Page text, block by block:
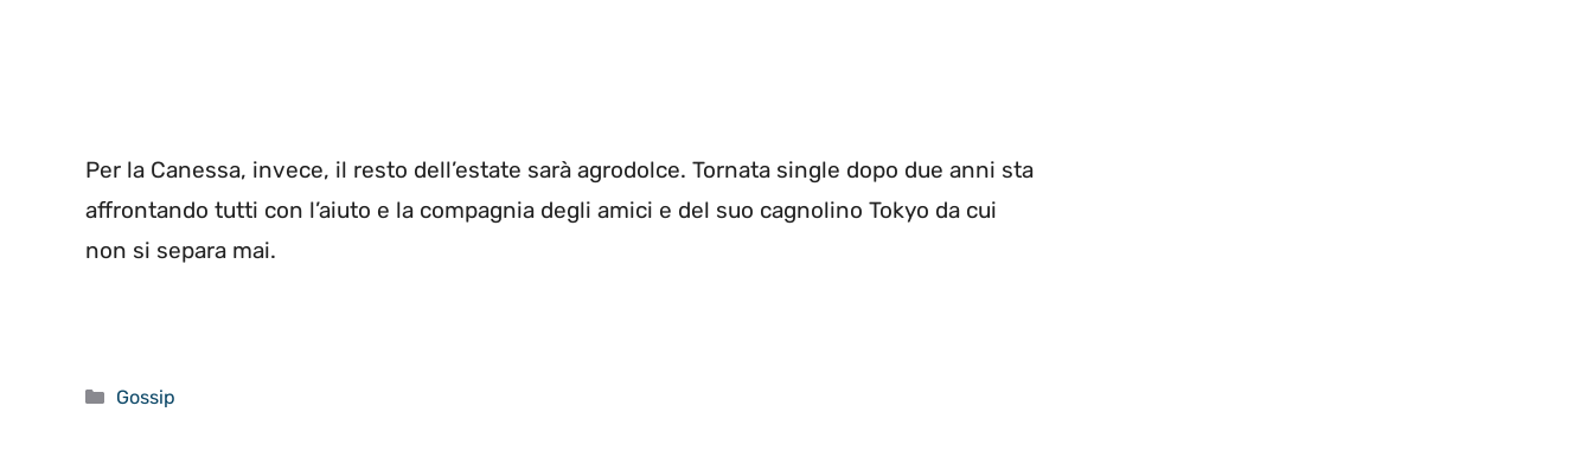
Per la Canessa, invece, il resto dell’estate sarà agrodolce. Tornata single dopo due anni sta
affrontando tutti con l’aiuto e la compagnia degli amici e del suo cagnolino Tokyo da cui
non si separa mai.
Categorie
Gossip